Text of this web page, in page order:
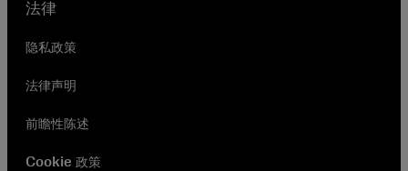
法律
隐私政策
法律声明
前瞻性陈述
Cookie 政策